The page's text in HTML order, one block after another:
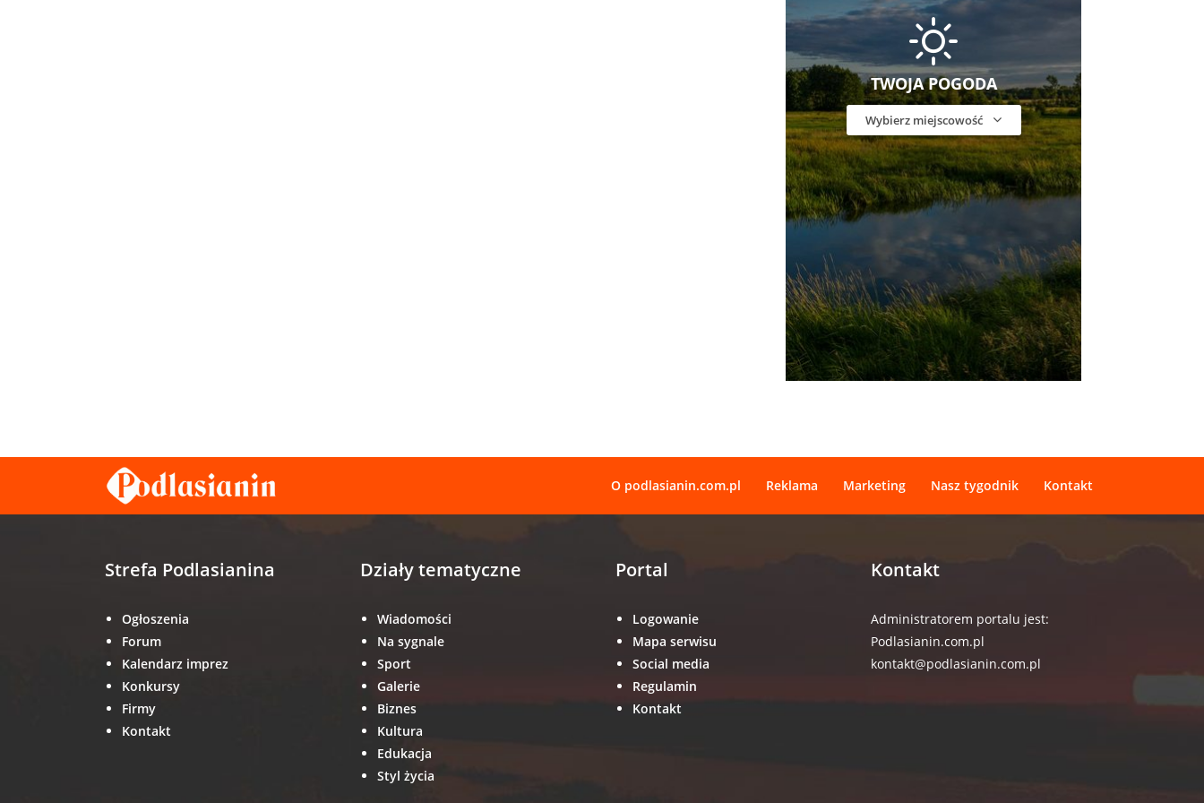
TWOJA POGODA
Wybierz miejscowość
O podlasianin.com.pl Reklama Marketing Nasz tygodnik Kontakt
Strefa Podlasianina
Ogłoszenia
Forum
Kalendarz imprez
Konkursy
Firmy
Kontakt
Działy tematyczne
Wiadomości
Na sygnale
Sport
Galerie
Biznes
Kultura
Edukacja
Styl życia
Portal
Logowanie
Mapa serwisu
Social media
Regulamin
Kontakt
Kontakt
Administratorem portalu jest:
Podlasianin.com.pl
kontakt@podlasianin.com.pl